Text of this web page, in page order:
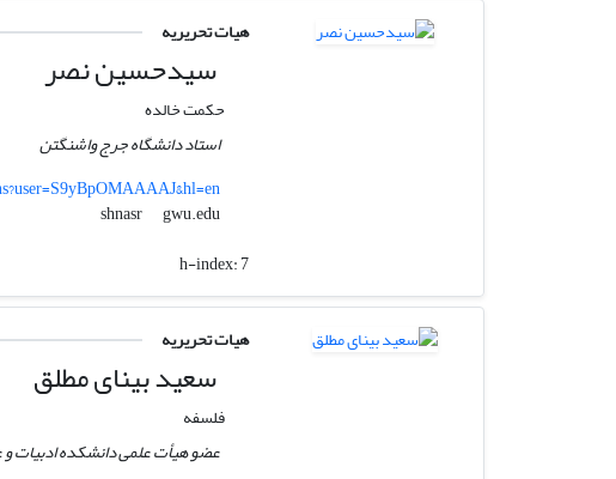
هیات تحریریه
سید‌حسین نصر
حکمت خالده
استاد دانشگاه جرج واشنگتن
gwu.edu
h-index:7
هیات تحریریه
سعید بینای مطلق
فلسفه
عضو هیأت علمی دانشکده ادبیات و